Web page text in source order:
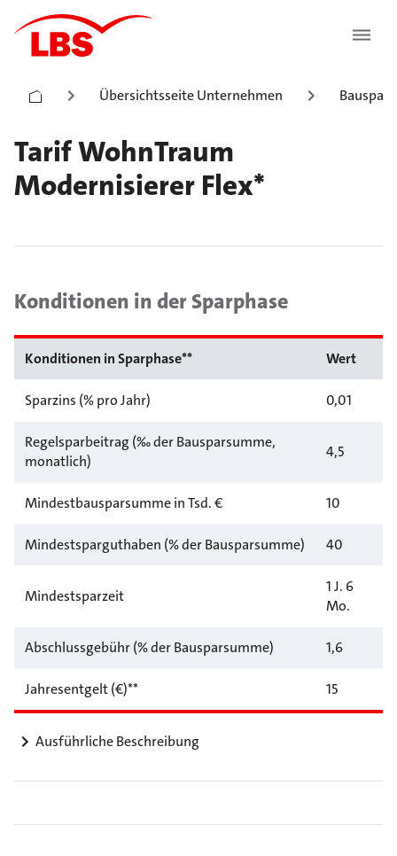
Übersichtsseite Unternehmen
Tarif WohnTraum
Modernisierer Flex*
Konditionen in der Sparphase
Konditionen in Sparphase** Wert
Sparzins (% pro Jahr) 0,01
Regelsparbeitrag (‰ der Bausparsumme,
monatlich)
4,5
Mindestbausparsumme in Tsd. € 10
Mindestsparguthaben (% der Bausparsumme) 40
Mindestsparzeit
1 J. 6
Mo.
Abschlussgebühr (% der Bausparsumme) 1,6
Jahresentgelt (€)** 15
Ausführliche Beschreibung